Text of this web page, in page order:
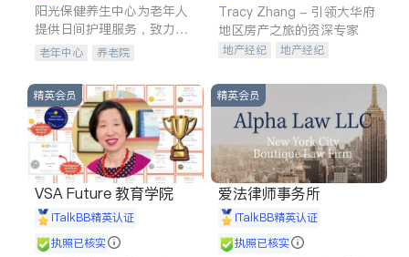
阳光保健养生中心为老年人
提供日间护理服务，致力于
通过持续的护理创新来有效
老年中心 养老院
Tracy Zhang - 引领大华府
地区房产之旅的资深专家
地产经纪
地产经纪
商铺租售
精英会员
VSA Future 教育学院
iTalkBB精英认证
执照已核实
精英会员
爱法律师事务所
iTalkBB精英认证
执照已核实